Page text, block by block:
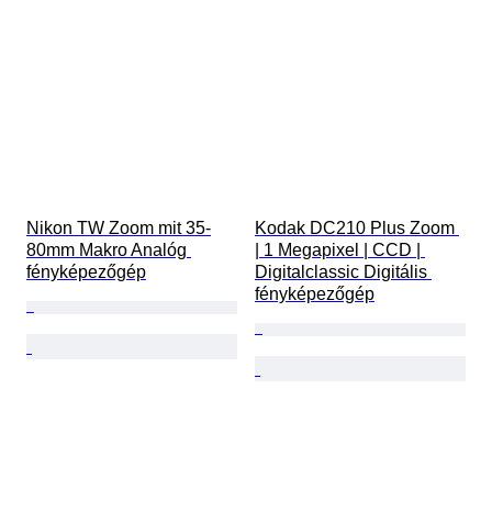
Nikon TW Zoom mit 35-
80mm Makro Analóg
fényképezőgép
Kodak DC210 Plus Zoom
| 1 Megapixel | CCD |
Digitalclassic Digitális
fényképezőgép